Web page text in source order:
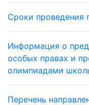
Сроки проведения
Информация о
особых правах и
олимпиадами
Перечень